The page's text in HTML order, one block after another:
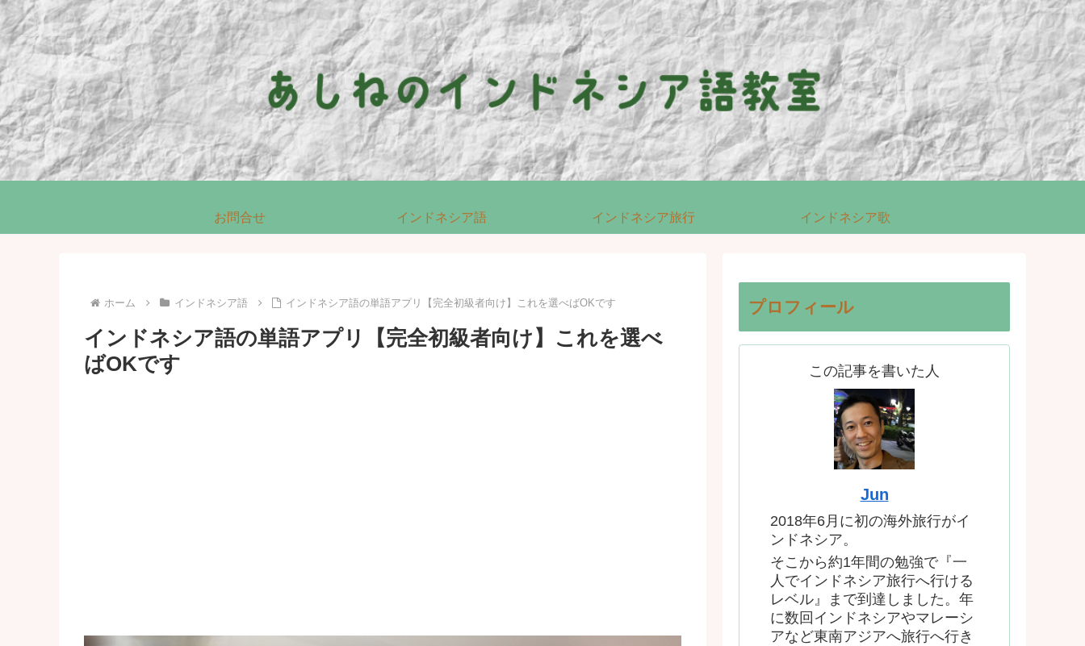
お問合せ インドネシア語 インドネシア旅行 インドネシア歌
ホーム インドネシア語 インドネシア語の単語アプリ【完全初級者向け】これを選べばOKです
インドネシア語の単語アプリ【完全初級者向け】これを選べ
ばOKです
プロフィール
この記事を書いた人
Jun
2018年6月に初の海外旅行がイ
ンドネシア。
そこから約1年間の勉強で『一
人でインドネシア旅行へ行ける
レベル』まで到達しました。年
に数回インドネシアやマレーシ
アなど東南アジアへ旅行へ行き